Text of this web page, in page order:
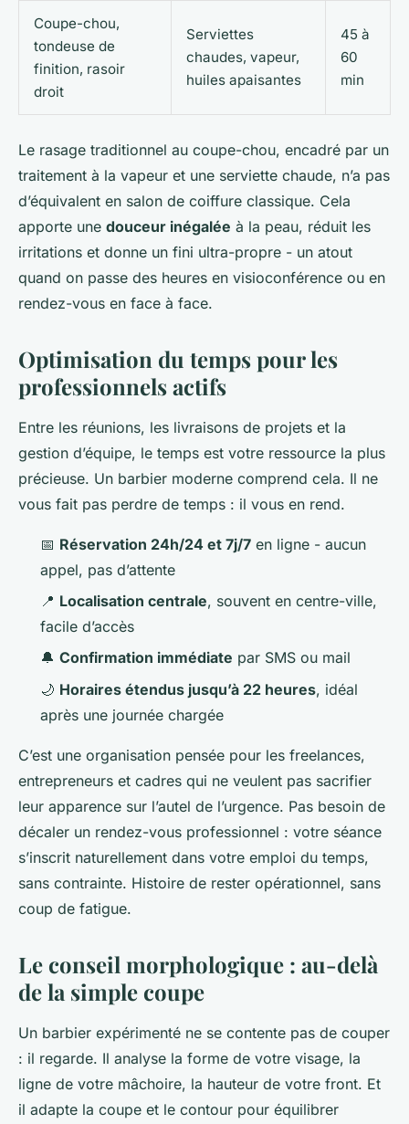
Coupe-chou,
tondeuse de
finition, rasoir
droit
Serviettes
chaudes, vapeur,
huiles apaisantes
45 à
60
min
Le rasage traditionnel au coupe-chou, encadré par un
traitement à la vapeur et une serviette chaude, n’a pas
d’équivalent en salon de coiffure classique. Cela
apporte une douceur inégalée à la peau, réduit les
irritations et donne un fini ultra-propre - un atout
quand on passe des heures en visioconférence ou en
rendez-vous en face à face.
Optimisation du temps pour les
professionnels actifs
Entre les réunions, les livraisons de projets et la
gestion d’équipe, le temps est votre ressource la plus
précieuse. Un barbier moderne comprend cela. Il ne
vous fait pas perdre de temps : il vous en rend.
📅 Réservation 24h/24 et 7j/7 en ligne - aucun
appel, pas d’attente
📍 Localisation centrale, souvent en centre-ville,
facile d’accès
🔔 Confirmation immédiate par SMS ou mail
🌙 Horaires étendus jusqu’à 22 heures, idéal
après une journée chargée
C’est une organisation pensée pour les freelances,
entrepreneurs et cadres qui ne veulent pas sacrifier
leur apparence sur l’autel de l’urgence. Pas besoin de
décaler un rendez-vous professionnel : votre séance
s’inscrit naturellement dans votre emploi du temps,
sans contrainte. Histoire de rester opérationnel, sans
coup de fatigue.
Le conseil morphologique : au-delà
de la simple coupe
Un barbier expérimenté ne se contente pas de couper
: il regarde. Il analyse la forme de votre visage, la
ligne de votre mâchoire, la hauteur de votre front. Et
il adapte la coupe et le contour pour équilibrer